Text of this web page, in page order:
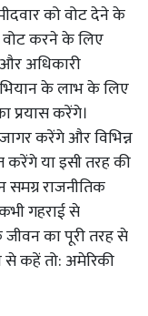
को वोट देने के
वोट करने के लिए
और अधिकारी
के लाभ के लिए
प्रयास करेंगे।
करेंगे और विभिन्न
या इसी तरह की
राजनीतिक
गहराई से
जीवन का पूरी तरह से
से कहें तो: अमेरिकी